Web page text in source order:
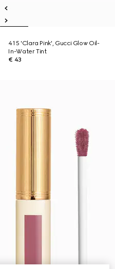
415 'Clara Pink', Gucci Glow Oil-
In-Water Tint
€ 43